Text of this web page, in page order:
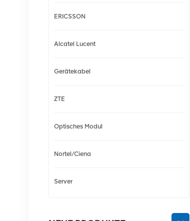
ERICSSON
Alcatel Lucent
Gerätekabel
ZTE
Optisches Modul
Nortel/Ciena
Server